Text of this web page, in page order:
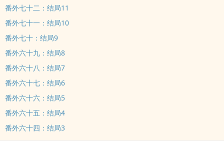
番外七十二：结局11
番外七十一：结局10
番外七十：结局9
番外六十九：结局8
番外六十八：结局7
番外六十七：结局6
番外六十六：结局5
番外六十五：结局4
番外六十四：结局3